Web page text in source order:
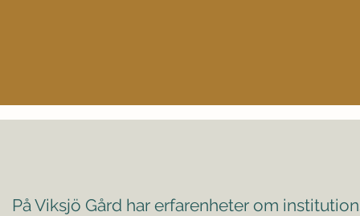
På Viksjö Gård har erfarenheter om